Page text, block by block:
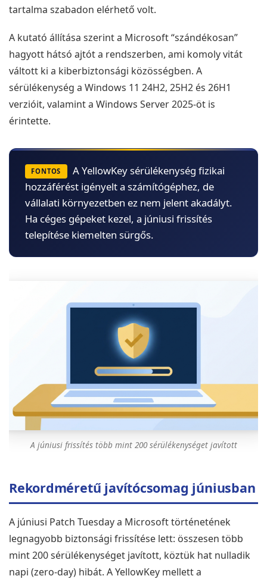
tartalma szabadon elérhető volt.
A kutató állítása szerint a Microsoft “szándékosan”
hagyott hátsó ajtót a rendszerben, ami komoly vitát
váltott ki a kiberbiztonsági közösségben. A
sérülékenység a Windows 11 24H2, 25H2 és 26H1
verzióit, valamint a Windows Server 2025-öt is
érintette.
FONTOS
A YellowKey sérülékenység fizikai
hozzáférést igényelt a számítógéphez, de
vállalati környezetben ez nem jelent akadályt.
Ha céges gépeket kezel, a júniusi frissítés
telepítése kiemelten sürgős.
A júniusi frissítés több mint 200 sérülékenységet javított
Rekordméretű javítócsomag júniusban
A júniusi Patch Tuesday a Microsoft történetének
legnagyobb biztonsági frissítése lett: összesen több
mint 200 sérülékenységet javított, köztük hat nulladik
napi (zero-day) hibát. A YellowKey mellett a